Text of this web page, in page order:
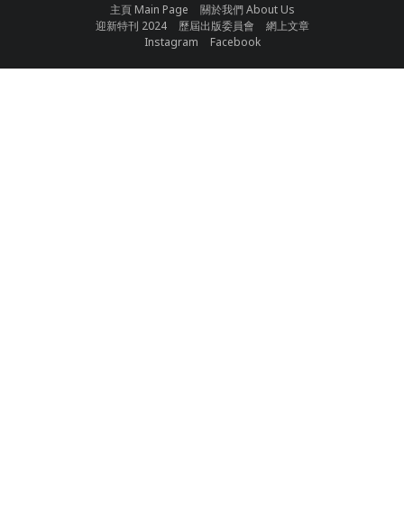
主頁 Main Page
關於我們 About Us
迎新特刊 2024
歷屆出版委員會
網上文章
Instagram
Facebook